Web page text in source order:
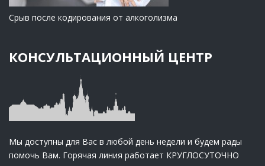
Срыв после кодирования от алкоголизма
КОНСУЛЬТАЦИОННЫЙ ЦЕНТР
Мы доступны для Вас в любой день недели и будем рады
помочь Вам. Горячая линия работает КРУГЛОСУТОЧНО